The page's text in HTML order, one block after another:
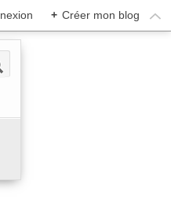
+ Créer mon blog